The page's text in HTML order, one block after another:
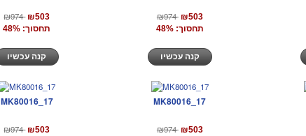
₪974 ₪503
תחסוך: 48%
₪974 ₪503
תחסוך: 48%
קנה עכשיו
MK80016_17
₪974 ₪503
MK80016_17
₪974 ₪503